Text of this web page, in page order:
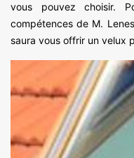
vous pouvez choisir.
compétences de M.
saura vous offrir un velux